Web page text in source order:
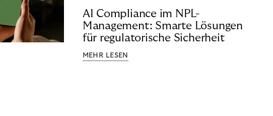
AI Compliance im NPL-
Management: Smarte Lösungen
für regulatorische Sicherheit
MEHR LESEN